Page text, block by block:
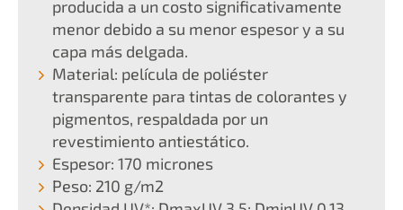
producida a un costo significativamente
menor debido a su menor espesor y a su
capa más delgada.
Material: película de poliéster
transparente para tintas de colorantes y
pigmentos, respaldada por un
revestimiento antiestático.
Espesor: 170 micrones
Peso: 210 g/m2